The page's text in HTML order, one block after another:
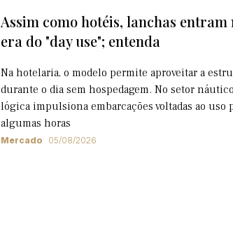
Assim como hotéis, lanchas entram
era do "day use"; entenda
Na hotelaria, o modelo permite aproveitar a
durante o dia sem hospedagem. No setor
lógica impulsiona embarcações voltadas ao uso
algumas horas
Mercado 05/08/2026